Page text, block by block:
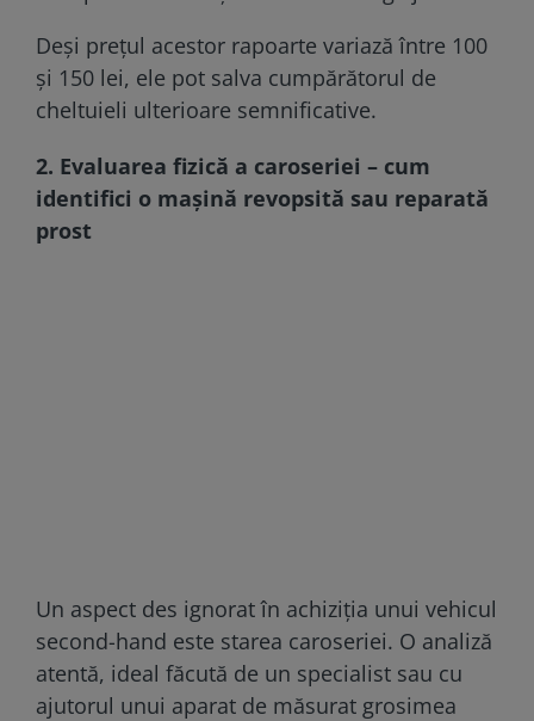
Deși prețul acestor rapoarte variază între 100
și 150 lei, ele pot salva cumpărătorul de
cheltuieli ulterioare semnificative.
2. Evaluarea fizică a caroseriei – cum
identifici o mașină revopsită sau reparată
prost
Un aspect des ignorat în achiziția unui vehicul
second-hand este starea caroseriei. O analiză
atentă, ideal făcută de un specialist sau cu
ajutorul unui aparat de măsurat grosimea